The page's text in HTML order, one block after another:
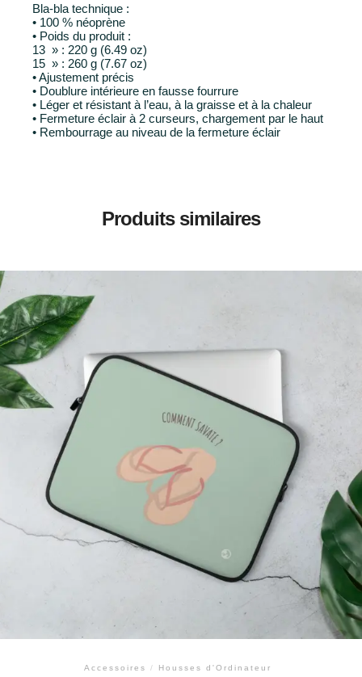
Bla-bla technique :
• 100 % néoprène
• Poids du produit :
13 » : 220 g (6.49 oz)
15 » : 260 g (7.67 oz)
• Ajustement précis
• Doublure intérieure en fausse fourrure
• Léger et résistant à l’eau, à la graisse et à la chaleur
• Fermeture éclair à 2 curseurs, chargement par le haut
• Rembourrage au niveau de la fermeture éclair
Produits similaires
Accessoires / Housses d'Ordinateur